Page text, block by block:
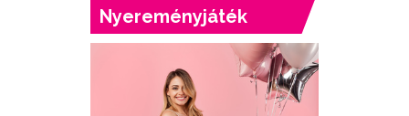
Nyereményjáték